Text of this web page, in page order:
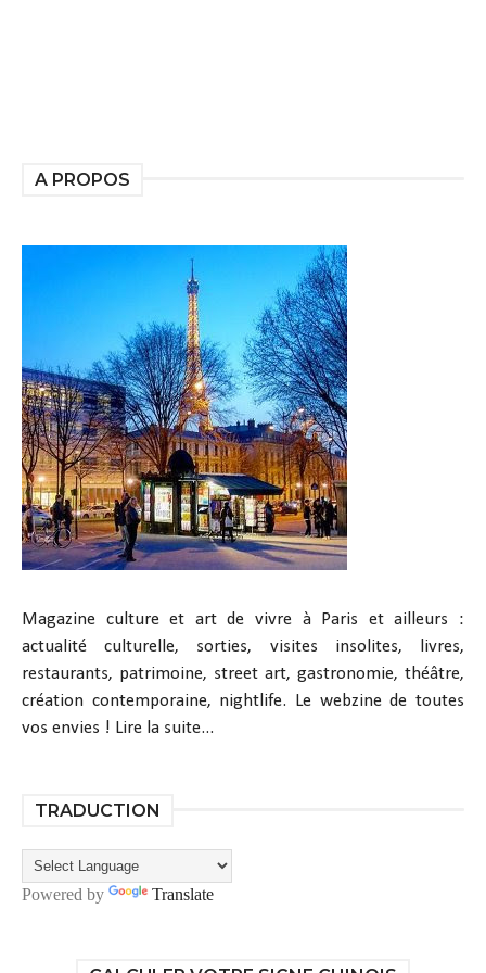
A PROPOS
Magazine culture et art de vivre à Paris et ailleurs :
actualité culturelle, sorties, visites insolites, livres,
restaurants, patrimoine, street art, gastronomie, théâtre,
création contemporaine, nightlife. Le webzine de toutes
vos envies ! Lire la suite...
TRADUCTION
Powered by Translate